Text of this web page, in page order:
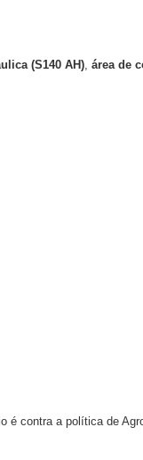
(S140 AH), área de
é contra a política de